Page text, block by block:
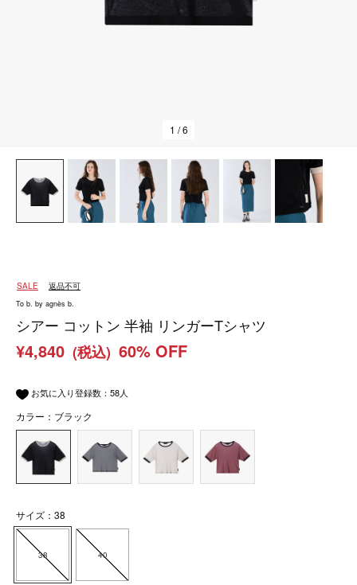
1 / 6
SALE 返品不可
To b. by agnès b.
シアー コットン 半袖 リンガーTシャツ
¥4,840 (税込) 60% OFF
お気に入り登録数： 58人
カラー：ブラック
サイズ：38
38 40